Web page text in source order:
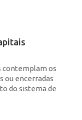
contemplam os
ou encerradas
do sistema de